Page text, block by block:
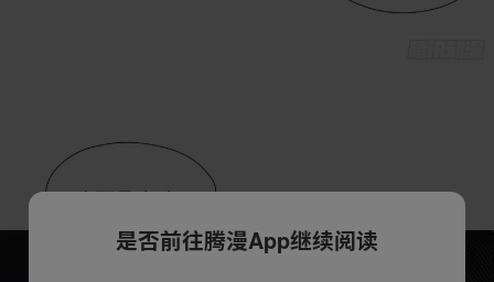
是否前往腾漫App继续阅读